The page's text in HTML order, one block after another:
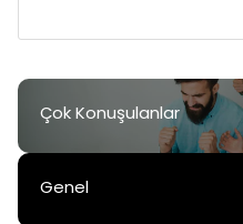
Çok Konuşulanlar
Genel